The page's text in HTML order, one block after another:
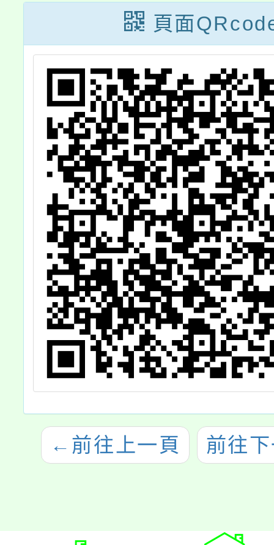
一位學習型家
長】，歡迎參
加。
少工
兒少
習一
相關
名參
明項
頁面
← 前往上一頁 前往